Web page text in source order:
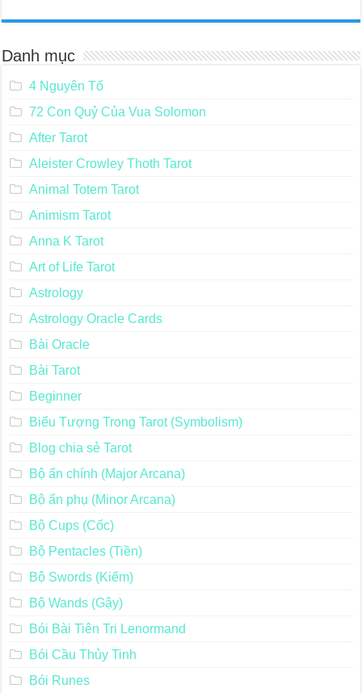
Danh mục
4 Nguyên Tố
72 Con Quỷ Của Vua Solomon
After Tarot
Aleister Crowley Thoth Tarot
Animal Totem Tarot
Animism Tarot
Anna K Tarot
Art of Life Tarot
Astrology
Astrology Oracle Cards
Bài Oracle
Bài Tarot
Beginner
Biểu Tượng Trong Tarot (Symbolism)
Blog chia sẻ Tarot
Bộ ẩn chính (Major Arcana)
Bộ ẩn phụ (Minor Arcana)
Bộ Cups (Cốc)
Bộ Pentacles (Tiền)
Bộ Swords (Kiếm)
Bộ Wands (Gậy)
Bói Bài Tiên Tri Lenormand
Bói Cầu Thủy Tinh
Bói Runes